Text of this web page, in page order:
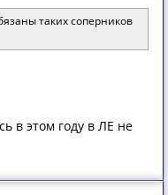
таких соперников
в этом году в ЛЕ не